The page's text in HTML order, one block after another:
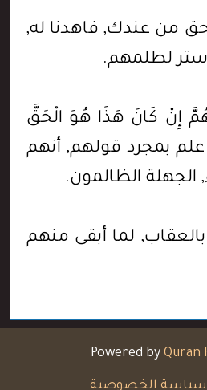
من عندك, فاهدنا له,
لظلمهم.
إِنْ كَانَ هَذَا هُوَ الْحَقَّ
بمجرد قولهم, أنهم
الجهلة الظالمون.
لما أبقى منهم
Powered by Quran
سياسة الخصوصية